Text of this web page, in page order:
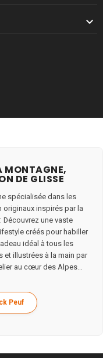

MONTAGNE,
DE GLISSE
spécialisée dans les
inspirés par la
une vaste
créés pour habiller
idéal à tous les
et illustrées à la main par
au cœur des Alpes...